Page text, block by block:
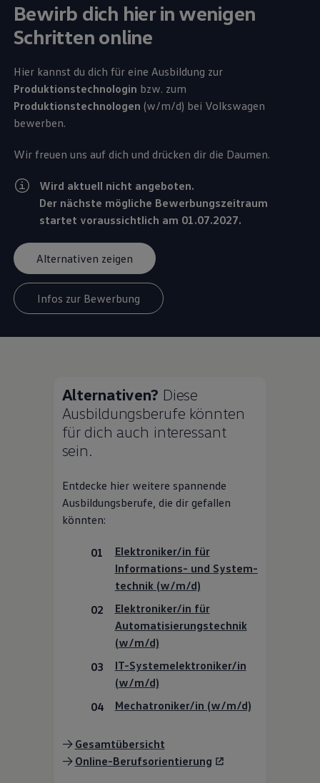
Bewirb dich hier in wenigen
Schritten online
Hier kannst du dich für eine Ausbildung zur
Produktionstechnologin bzw. zum
Produktionstechnologen (w/m/d) bei Volkswagen
bewerben.
Wir freuen uns auf dich und drücken dir die Daumen.
Wird aktuell nicht angeboten.
Der nächste mögliche Bewerbungszeitraum
startet voraussichtlich am 01.07.2027.
Alternativen zeigen
Infos zur Bewerbung
Alternativen? Diese
Ausbildungsberufe könnten
für dich auch interessant
sein.
Entdecke hier weitere spannende
Ausbildungsberufe, die dir gefallen
könnten:
Elektroniker/in für
Informations- und System­
technik(w/m/d)
Elektroniker/in für
Automatisie­rungstechnik
(w/m/d)
IT-System­elektroniker/in
(w/m/d)
Mechatroniker/in (w/m/d)
-> Gesamtübersicht
-> Online-Berufsorientierung